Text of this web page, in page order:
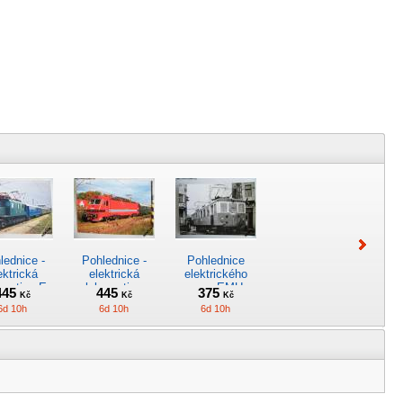
-
E
ČSD
Kč
10h
Pohlednice -
elektrická
lokomotiva
169.001-5
ŠKODA *4965
445 Kč
6d 10h
Pohlednice
elektrického
vozu EMU
48.001 ČSD
*4970
375 Kč
6d 10h